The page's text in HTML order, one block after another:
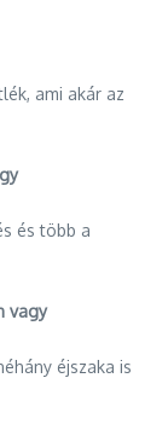
ami akár az
és több a
vagy
éjszaka is